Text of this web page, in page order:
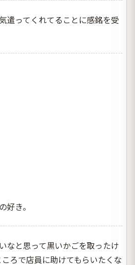
遣ってくれてることに感銘を受
好き。
なと思って黒いかごを取ったけ
ろで店員に助けてもらいたくな